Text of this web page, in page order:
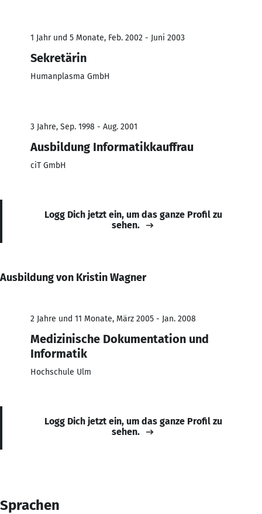
1 Jahr und 5 Monate, Feb. 2002 - Juni 2003
Sekretärin
Humanplasma GmbH
3 Jahre, Sep. 1998 - Aug. 2001
Ausbildung Informatikkauffrau
ciT GmbH
Logg Dich jetzt ein, um das ganze Profil zu
sehen.
Ausbildung von Kristin Wagner
2 Jahre und 11 Monate, März 2005 - Jan. 2008
Medizinische Dokumentation und
Informatik
Hochschule Ulm
Logg Dich jetzt ein, um das ganze Profil zu
sehen.
Sprachen